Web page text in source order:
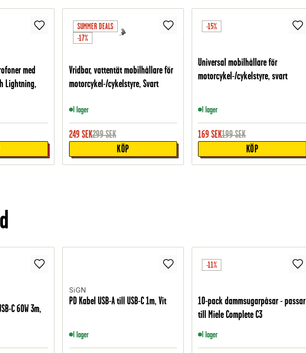
med
Lightning,
SUMMER DEALS
-17%
Vridbar, vattentät mobilhållare för
motorcykel-/cykelstyre, Svart
I lager
249 SEK299SEK
KÖP
-15%
Universal mobilhållare för
motorcykel-/cykelstyre, svart
I lager
169 SEK199SEK
KÖP
C 60W 3m,
SiGN
PD Kabel USB-A till USB-C 1m, Vit
I lager
-11%
10-pack dammsugarpåsar - passar
till Miele Complete C3
I lager